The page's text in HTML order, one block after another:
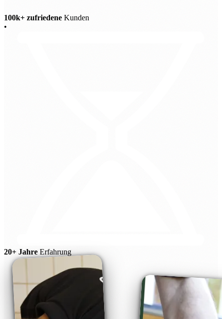
100k+ zufriedene Kunden
•
20+ Jahre Erfahrung